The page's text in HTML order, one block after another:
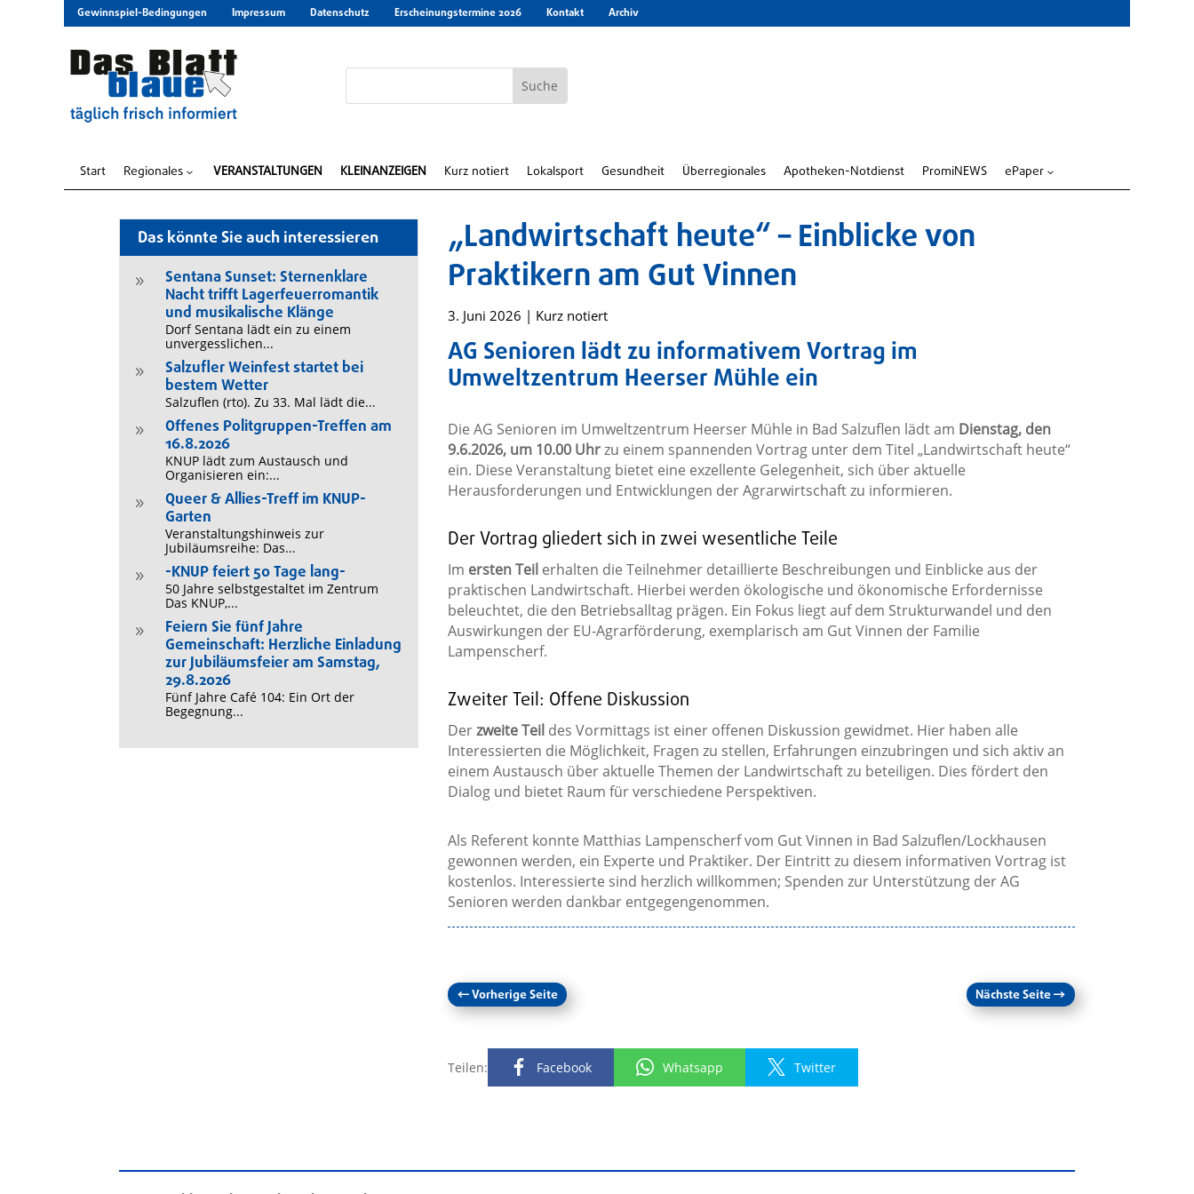
Gewinnspiel-Bedingungen Impressum Datenschutz Erscheinungstermine 2026 Kontakt Archiv
Start Regionales 3 VERANSTALTUNGEN KLEINANZEIGEN Kurz notiert Lokalsport Gesundheit Überregionales Apotheken-Notdienst PromiNEWS ePaper 3
Das könnte Sie auch interessieren
9
Sentana Sunset: Sternenklare
Nacht trifft Lagerfeuerromantik
und musikalische Klänge
Dorf Sentana lädt ein zu einem
unvergesslichen...
9
Salzufler Weinfest startet bei
bestem Wetter
Salzuflen (rto). Zu 33. Mal lädt die...
9
Offenes Politgruppen-Treffen am
16.8.2026
KNUP lädt zum Austausch und
Organisieren ein:...
9
Queer & Allies-Treff im KNUP-
Garten
Veranstaltungshinweis zur
Jubiläumsreihe: Das...
9 -KNUP feiert 50 Tage lang-
50 Jahre selbstgestaltet im Zentrum
Das KNUP,...
9
Feiern Sie fünf Jahre
Gemeinschaft: Herzliche Einladung
zur Jubiläumsfeier am Samstag,
29.8.2026
Fünf Jahre Café 104: Ein Ort der
Begegnung...
„Landwirtschaft heute“ – Einblicke von
Praktikern am Gut Vinnen
3. Juni 2026 | Kurz notiert
AG Senioren lädt zu informativem Vortrag im
Umweltzentrum Heerser Mühle ein
Die AG Senioren im Umweltzentrum Heerser Mühle in Bad Salzuflen lädt am Dienstag, den
9.6.2026, um 10.00 Uhrzu einem spannenden Vortrag unter dem Titel „Landwirtschaft heute“
ein. Diese Veranstaltung bietet eine exzellente Gelegenheit, sich über aktuelle
Herausforderungen und Entwicklungen der Agrarwirtschaft zu informieren.
Der Vortrag gliedert sich in zwei wesentliche Teile
Im ersten Teil erhalten die Teilnehmer detaillierte Beschreibungen und Einblicke aus der
praktischen Landwirtschaft. Hierbei werden ökologische und ökonomische Erfordernisse
beleuchtet, die den Betriebsalltag prägen. Ein Fokus liegt auf dem Strukturwandel und den
Auswirkungen der EU-Agrarförderung, exemplarisch am Gut Vinnen der Familie
Lampenscherf.
Zweiter Teil: Offene Diskussion
Derzweite Teil des Vormittags ist einer offenen Diskussion gewidmet. Hier haben alle
Interessierten die Möglichkeit, Fragen zu stellen, Erfahrungen einzubringen und sich aktiv an
einem Austausch über aktuelle Themen der Landwirtschaft zu beteiligen. Dies fördert den
Dialog und bietet Raum für verschiedene Perspektiven.
Als Referent konnte Matthias Lampenscherf vom Gut Vinnen in Bad Salzuflen/Lockhausen
gewonnen werden, ein Experte und Praktiker. Der Eintritt zu diesem informativen Vortrag ist
kostenlos. Interessierte sind herzlich willkommen; Spenden zur Unterstützung der AG
Senioren werden dankbar entgegengenommen.
←Vorherige Seite Nächste Seite→
Teilen: Facebook Whatsapp Twitter